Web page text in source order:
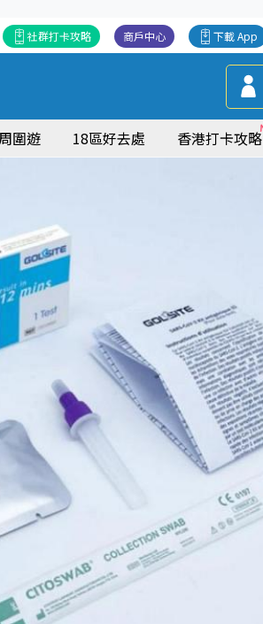
下載 App
商戶中心
社群打卡攻略
圍遊 18區好去處 香港打卡攻略